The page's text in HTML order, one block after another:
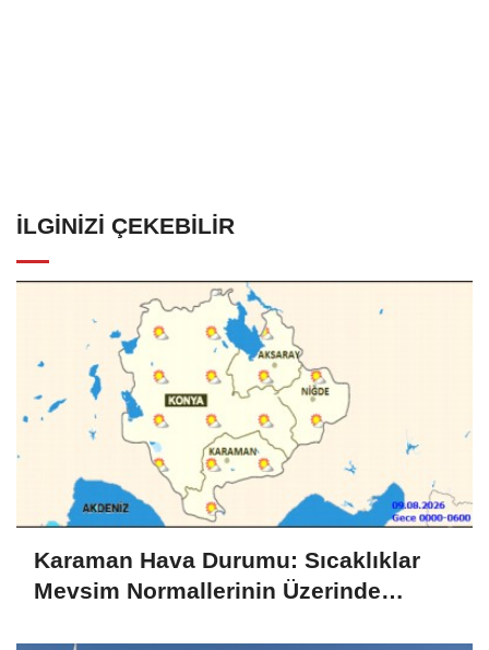
İLGINIZI ÇEKEBILIR
Karaman Hava Durumu: Sıcaklıklar
Mevsim Normallerinin Üzerinde